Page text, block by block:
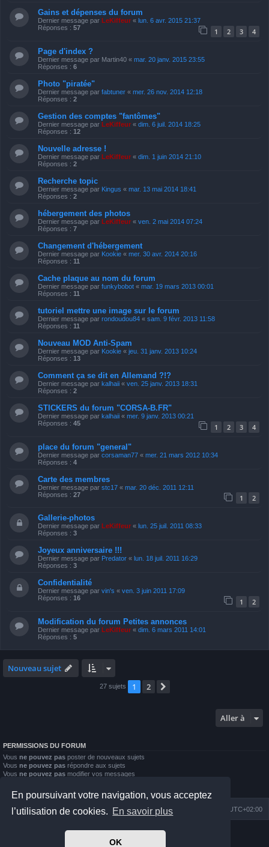
En poursuivant votre navigation, vous acceptez
l’utilisation de cookies. En savoir plus
OK
Gains et dépenses du forum
Dernier message par LeKiffeur « lun. 6 avr. 2015 21:37
Réponses : 57 1 2 3 4
Page d'index ?
Dernier message par Martin40 « mar. 20 janv. 2015 23:55
Réponses : 6
Photo "piratée"
Dernier message par fabtuner « mer. 26 nov. 2014 12:18
Réponses : 2
Gestion des comptes "fantômes"
Dernier message par LeKiffeur « dim. 6 juil. 2014 18:25
Réponses : 12
Nouvelle adresse !
Dernier message par LeKiffeur « dim. 1 juin 2014 21:10
Réponses : 2
Recherche topic
Dernier message par Kingus « mar. 13 mai 2014 18:41
Réponses : 2
hébergement des photos
Dernier message par LeKiffeur « ven. 2 mai 2014 07:24
Réponses : 7
Changement d'hébergement
Dernier message par Kookie « mer. 30 avr. 2014 20:16
Réponses : 11
Cache plaque au nom du forum
Dernier message par funkybobot « mar. 19 mars 2013 00:01
Réponses : 11
tutoriel mettre une image sur le forum
Dernier message par rondoudou84 « sam. 9 févr. 2013 11:58
Réponses : 11
Nouveau MOD Anti-Spam
Dernier message par Kookie « jeu. 31 janv. 2013 10:24
Réponses : 13
Comment ça se dit en Allemand ?!?
Dernier message par kalhaii « ven. 25 janv. 2013 18:31
Réponses : 2
STICKERS du forum "CORSA-B.FR"
Dernier message par kalhaii « mer. 9 janv. 2013 00:21
Réponses : 45 1 2 3 4
place du forum "general"
Dernier message par corsaman77 « mer. 21 mars 2012 10:34
Réponses : 4
Carte des membres
Dernier message par stc17 « mar. 20 déc. 2011 12:11
Réponses : 27 1 2
Gallerie-photos
Dernier message par LeKiffeur « lun. 25 juil. 2011 08:33
Réponses : 3
Joyeux anniversaire !!!
Dernier message par Predator « lun. 18 juil. 2011 16:29
Réponses : 3
Confidentialité
Dernier message par vin's « ven. 3 juin 2011 17:09
Réponses : 16 1 2
Modification du forum Petites annonces
Dernier message par LeKiffeur « dim. 6 mars 2011 14:01
Réponses : 5
Nouveau sujet
27 sujets 1 2
Aller à
PERMISSIONS DU FORUM
Vous ne pouvez pas poster de nouveaux sujets
Vous ne pouvez pas répondre aux sujets
Vous ne pouvez pas modifier vos messages
Vous
ne pouvez pas joindre des fichiers
Index du forum UTC+02:00
Nous contacter
Développé parphpBB® Forum Software © phpBB Limited
Prosilver Dark Edition by